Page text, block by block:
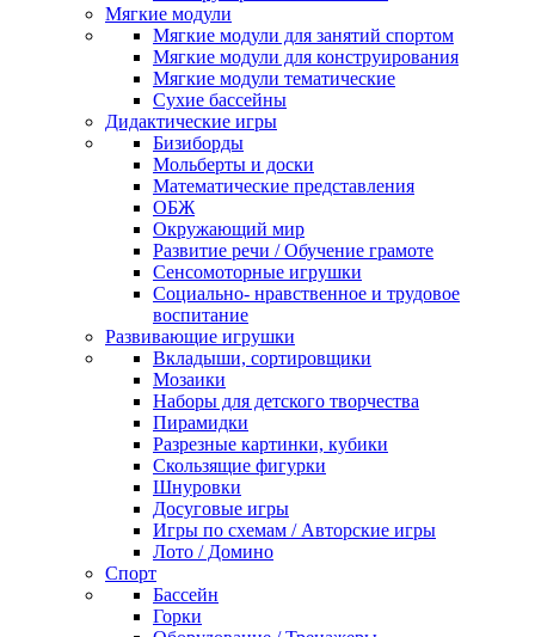
Мягкие модули
Мягкие модули для занятий спортом
Мягкие модули для конструирования
Мягкие модули тематические
Сухие бассейны
Дидактические игры
Бизиборды
Мольберты и доски
Математические представления
ОБЖ
Окружающий мир
Развитие речи / Обучение грамоте
Сенсомоторные игрушки
Социально- нравственное и трудовое
воспитание
Развивающие игрушки
Вкладыши, сортировщики
Мозаики
Наборы для детского творчества
Пирамидки
Разрезные картинки, кубики
Скользящие фигурки
Шнуровки
Досуговые игры
Игры по схемам / Авторские игры
Лото / Домино
Спорт
Бассейн
Горки